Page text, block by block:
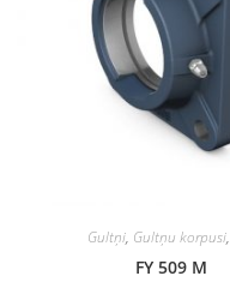
Gultņi, Gultņu korpusi,
FY 509 M